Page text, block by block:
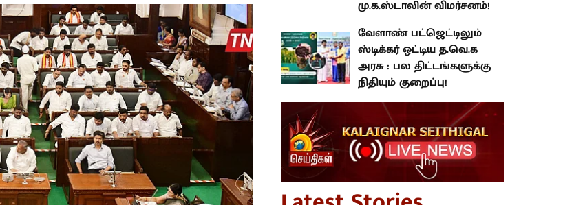
வேளாண் பட்ஜெட்டிலும் ஸ்டிக்கர்
ஒட்டிய த.வெ.க அரசு : பல
திட்டங்களுக்கு நிதியும் குறைப்பு!
Latest Stories